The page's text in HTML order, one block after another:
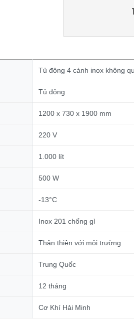
Tủ đông 4 cánh inox không
Tủ đông
1200 x 730 x 1900 mm
220 V
1.000 lít
500 W
-13°C
Inox 201 chống gỉ
Thân thiện với môi trường
Trung Quốc
12 tháng
Cơ Khí Hải Minh